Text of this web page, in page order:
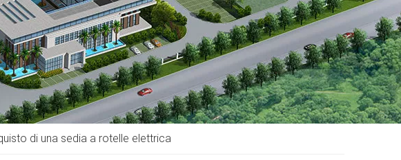
di una sedia a rotelle elettrica